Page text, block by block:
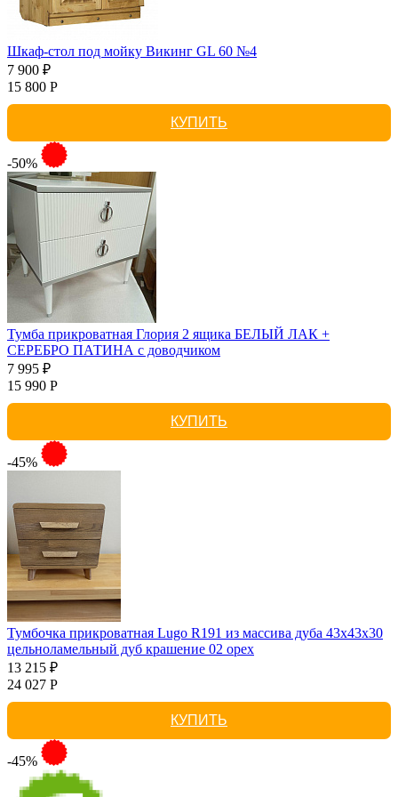
Шкаф-стол под мойку Викинг GL 60 №4
7 900 ₽
15 800 Р
КУПИТЬ
-50%
Тумба прикроватная Глория 2 ящика БЕЛЫЙ ЛАК +
СЕРЕБРО ПАТИНА с доводчиком
7 995 ₽
15 990 Р
КУПИТЬ
-45%
Тумбочка прикроватная Lugo R191 из массива дуба 43х43х30
цельноламельный дуб крашение 02 орех
13 215 ₽
24 027 Р
КУПИТЬ
-45%